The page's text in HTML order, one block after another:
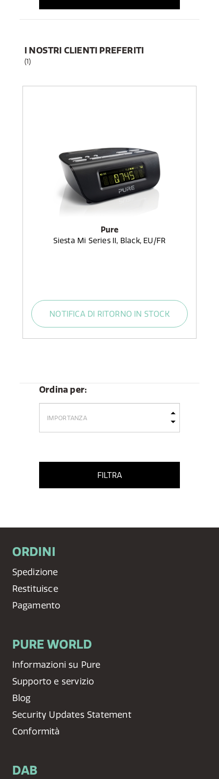
I NOSTRI CLIENTI PREFERITI
(1)
Pure
Siesta Mi Series II, Black, EU/FR
NOTIFICA DI RITORNO IN STOCK
Ordina per:
FILTRA
ORDINI
Spedizione
Restituisce
Pagamento
PURE WORLD
Informazioni su Pure
Supporto e servizio
Blog
Security Updates Statement
Conformità
DAB